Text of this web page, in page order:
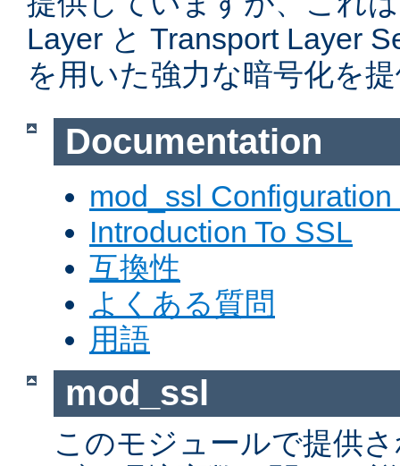
Layer と Transport Layer
を用いた強力な暗号化を
Documentation
mod_ssl Configuration
Introduction To SSL
互換性
よくある質問
用語
mod_ssl
このモジュールで提供